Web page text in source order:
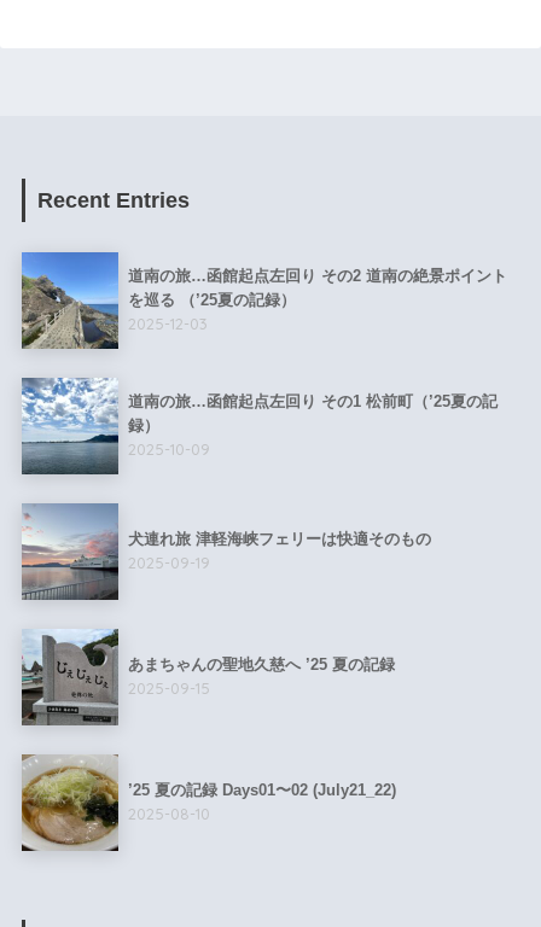
Recent Entries
道南の旅…函館起点左回り その2 道南の絶景ポイント
を巡る （’25夏の記録）
2025-12-03
道南の旅…函館起点左回り その1 松前町（’25夏の記
録）
2025-10-09
犬連れ旅 津軽海峡フェリーは快適そのもの
2025-09-19
あまちゃんの聖地久慈へ ’25 夏の記録
2025-09-15
’25 夏の記録 Days01〜02 (July21_22)
2025-08-10